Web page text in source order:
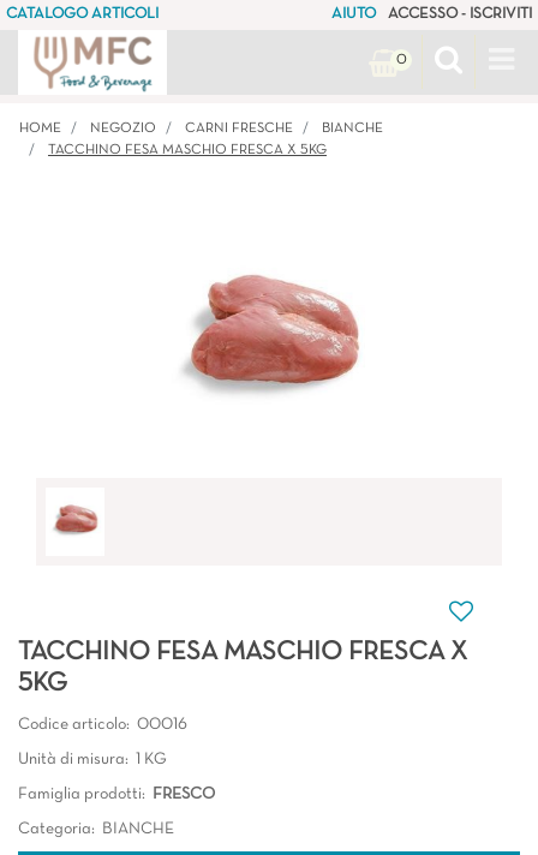
CATALOGO ARTICOLI AIUTO ACCESSO - ISCRIVITI
0
HOME NEGOZIO CARNI FRESCHE
BIANCHE
TACCHINO FESA MASCHIO FRESCA X 5KG
TACCHINO FESA MASCHIO FRESCA X
5KG
Codice articolo: 00016
Unità di misura: 1 KG
Famiglia prodotti: FRESCO
Categoria: BIANCHE